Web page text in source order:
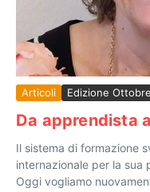
Articoli Edizione
Da apprendista
Il sistema di formazione
internazionale per la sua
Oggi vogliamo